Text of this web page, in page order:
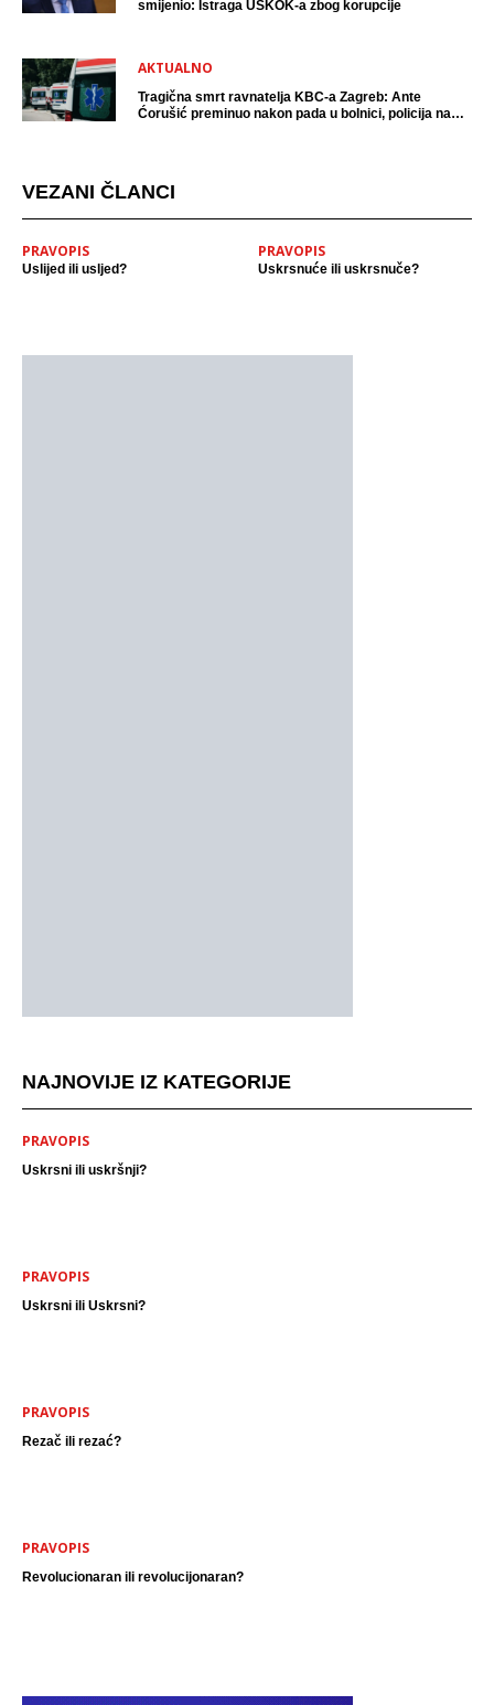
smijenio: Istraga USKOK-a zbog korupcije
AKTUALNO
Tragična smrt ravnatelja KBC-a Zagreb: Ante
Ćorušić preminuo nakon pada u bolnici, policija na
VEZANI ČLANCI
PRAVOPIS
Uslijed ili usljed?
PRAVOPIS
Uskrsnuće ili uskrsnuče?
NAJNOVIJE IZ KATEGORIJE
PRAVOPIS
Uskrsni ili uskršnji?
PRAVOPIS
Uskrsni ili Uskrsni?
PRAVOPIS
Rezač ili rezać?
PRAVOPIS
Revolucionaran ili revolucijonaran?